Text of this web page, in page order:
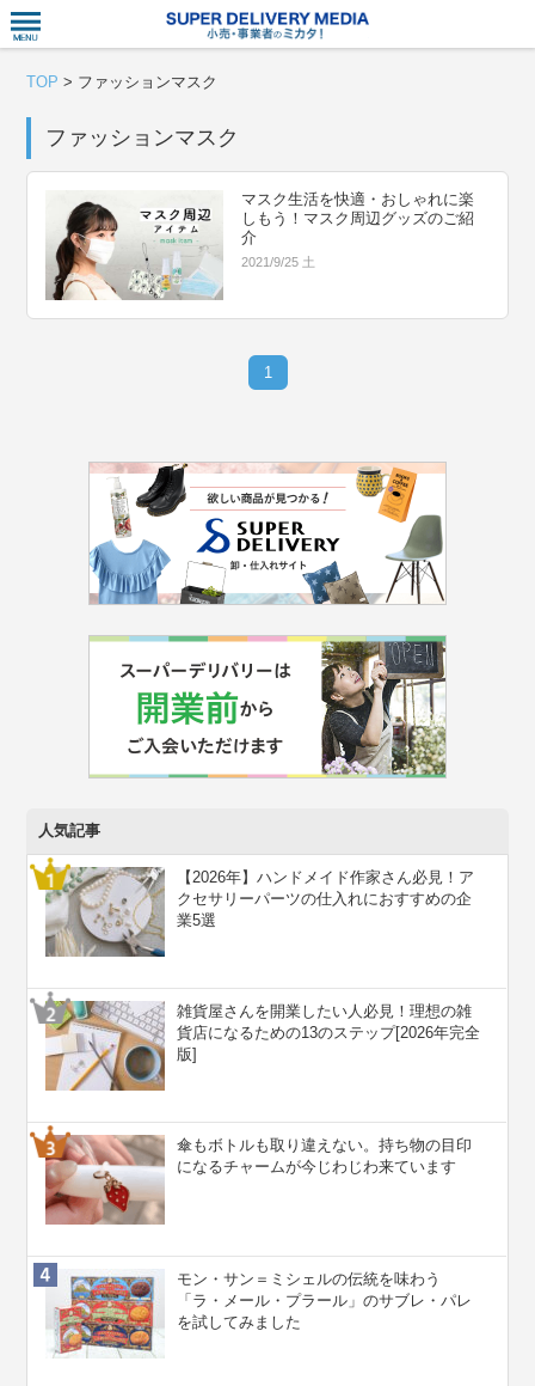
TOP > ファッションマスク
ファッションマスク
マスク生活を快適・おしゃれに楽
しもう！マスク周辺グッズのご紹
介
2021/9/25 土
1
人気記事
【2026年】ハンドメイド作家さん必見！ア
クセサリーパーツの仕入れにおすすめの企
業5選
雑貨屋さんを開業したい人必見！理想の雑
貨店になるための13のステップ[2026年完全
版]
傘もボトルも取り違えない。持ち物の目印
になるチャームが今じわじわ来ています
モン・サン＝ミシェルの伝統を味わう
「ラ・メール・プラール」のサブレ・パレ
を試してみました